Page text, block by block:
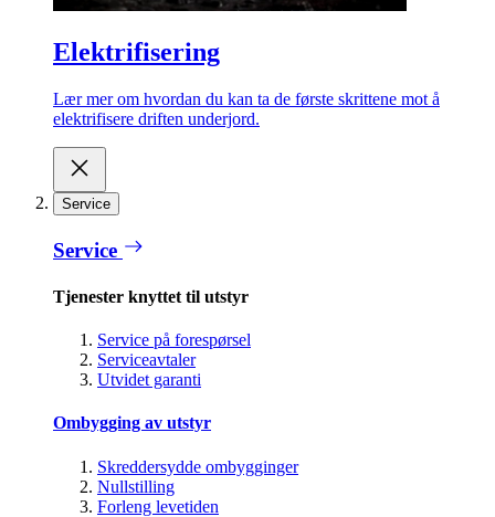
Elektrifisering
Lær mer om hvordan du kan ta de første skrittene mot å
elektrifisere driften underjord.
Service
Service
Tjenester knyttet til utstyr
Service på forespørsel
Serviceavtaler
Utvidet garanti
Ombygging av utstyr
Skreddersydde ombygginger
Nullstilling
Forleng levetiden